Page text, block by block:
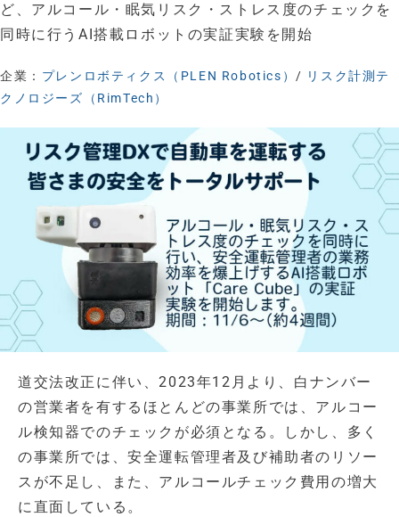
ど、アルコール・眠気リスク・ストレス度のチェックを
同時に行うAI搭載ロボットの実証実験を開始
企業： プレンロボティクス（PLEN Robotics）/ リスク計測テ
クノロジーズ（RimTech）
道交法改正に伴い、2023年12月より、白ナンバー
の営業者を有するほとんどの事業所では、アルコー
ル検知器でのチェックが必須となる。しかし、多く
の事業所では、安全運転管理者及び補助者のリソー
スが不足し、また、アルコールチェック費用の増大
に直面している。